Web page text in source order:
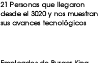
21 Personas que llegaron
desde el 3020 y nos muestran
sus avances tecnológicos